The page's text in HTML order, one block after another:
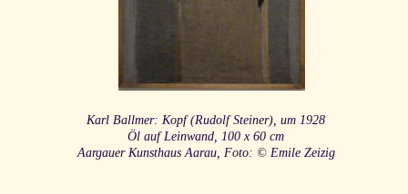
Karl Ballmer: Kopf (Rudolf Steiner), um 1928
Öl auf Leinwand, 100 x 60 cm
Aargauer Kunsthaus Aarau, Foto: © Emile Zeizig